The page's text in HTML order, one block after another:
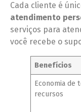
Cada cliente é
atendimento
serviços para
você recebe o
Benefícios
Economia de
recursos